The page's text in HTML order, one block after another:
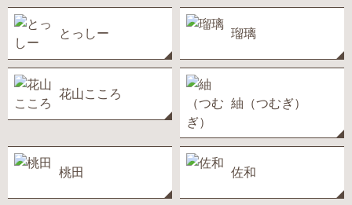
とっしー 瑠璃
花山こころ
紬（つむぎ）
桃田 佐和